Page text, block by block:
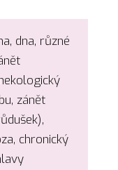
dna, různé
zánět
chronický